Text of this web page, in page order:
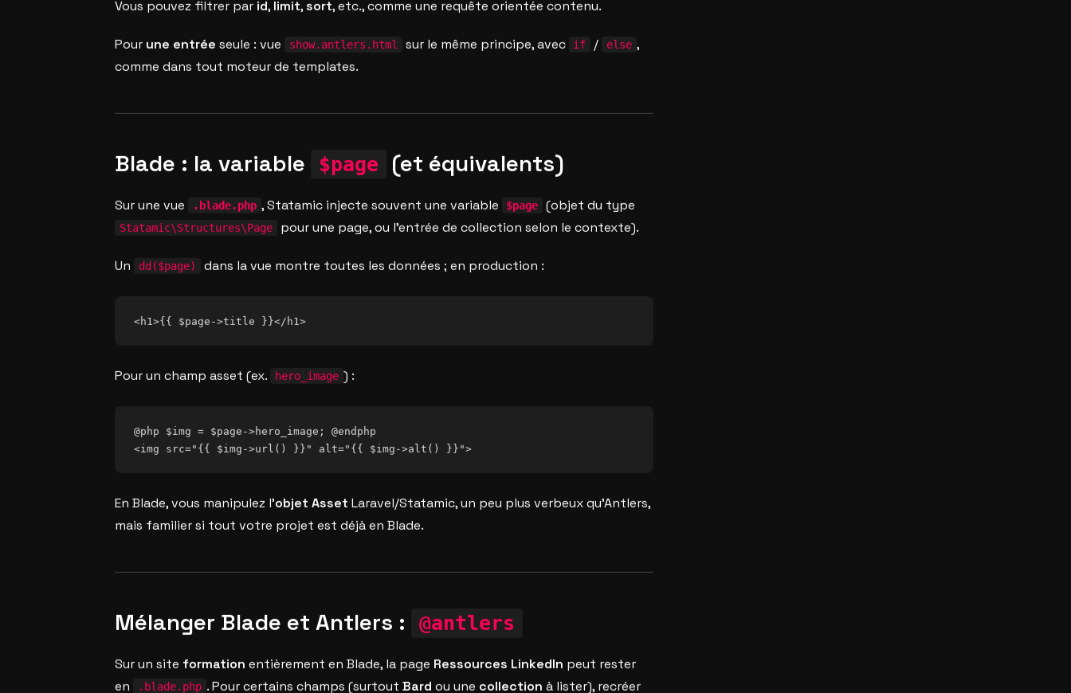
Vous pouvez filtrer par id, limit,sort, etc., comme une requête orientée contenu.
Pour une entrée seule : vue show.antlers.html sur le même principe, avec if / else ,
comme dans tout moteur de templates.
Blade : la variable $page (et équivalents)
Sur une vue .blade.php , Statamic injecte souvent une variable $page (objet du type
Statamic\Structures\Page pour une page, ou l’entrée de collection selon le contexte).
Un dd($page) dans la vue montre toutes les données ; en production :
Pour un champ asset (ex. hero_image ) :
@php $img = $page->hero_image; @endphp
En Blade, vous manipulez l’objet Asset Laravel/Statamic, un peu plus verbeux qu’Antlers,
mais familier si tout votre projet est déjà en Blade.
Mélanger Blade et Antlers : @antlers
Sur un site formation entièrement en Blade, la page Ressources LinkedIn peut rester